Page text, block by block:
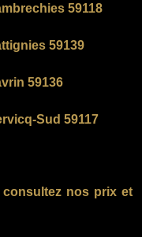
59118
59139
59136
Sud 59117
consultez nos prix et